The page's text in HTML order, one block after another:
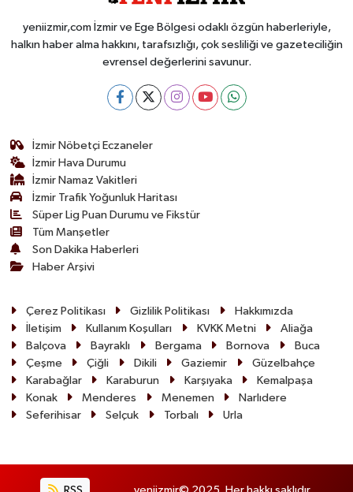
yeniizmir,com İzmir ve Ege Bölgesi odaklı özgün haberleriyle,
halkın haber alma hakkını, tarafsızlığı, çok sesliliği ve gazeteciliğin
evrensel değerlerini savunur.
İzmir Nöbetçi Eczaneler
İzmir Hava Durumu
İzmir Namaz Vakitleri
İzmir Trafik Yoğunluk Haritası
Süper Lig Puan Durumu ve Fikstür
Tüm Manşetler
Son Dakika Haberleri
Haber Arşivi
Çerez Politikası Gizlilik Politikası
Hakkımızda
İletişim
Kullanım Koşulları KVKK Metni
Aliağa
Balçova
Bayraklı Bergama Bornova
Buca
Çeşme
Çiğli Dikili Gaziemir
Güzelbahçe
Karabağlar
Karaburun Karşıyaka
Kemalpaşa
Konak
Menderes Menemen
Narlıdere
Seferihisar
Selçuk Torbalı Urla